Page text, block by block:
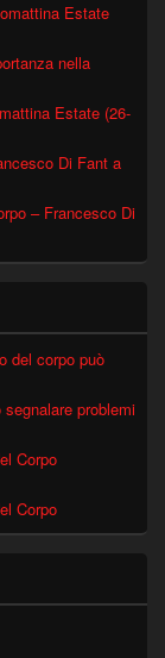
Estate
nella
Estate (26-
Di Fant a
– Francesco Di
del corpo può
problemi
Corpo
Corpo